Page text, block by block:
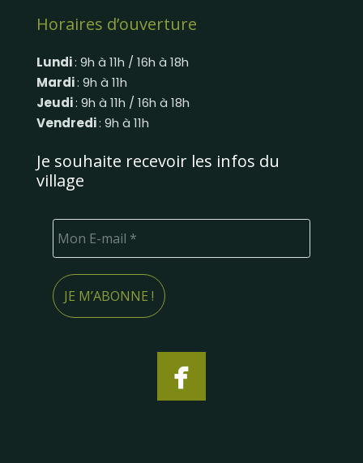
Horaires d’ouverture
Lundi: 9h à 11h / 16h à 18h
Mardi: 9h à 11h
Jeudi: 9h à 11h / 16h à 18h
Vendredi: 9h à 11h
Je souhaite recevoir les infos du
village